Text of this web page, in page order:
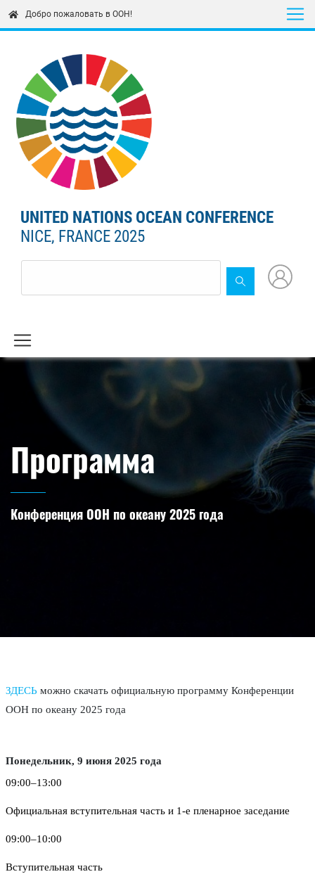
Добро пожаловать в ООН!
UNITED NATIONS OCEAN CONFERENCE
NICE, FRANCE 2025
Программа
Конференция ООН по океану 2025 года
ЗДЕСЬ можно скачать официальную программу Конференции
ООН по океану 2025 года
Понедельник, 9 июня 2025 года
09:00–13:00
Официальная вступительная часть и 1-е пленарное заседание
09:00–10:00
Вступительная часть